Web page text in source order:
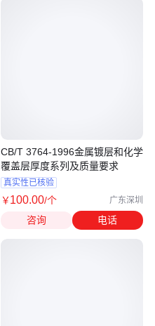
CB/T 3764-1996金属镀层和化学
覆盖层厚度系列及质量要求
真实性已核验
￥100.00/个 广东深圳
咨询 电话